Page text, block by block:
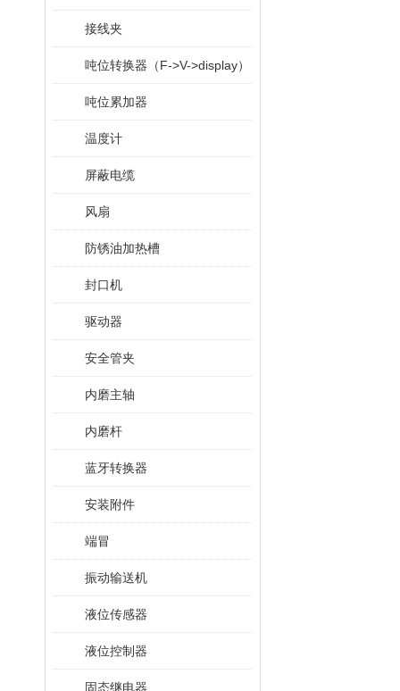
接线夹
吨位转换器（F->V->display）
吨位累加器
温度计
屏蔽电缆
风扇
防锈油加热槽
封口机
驱动器
安全管夹
内磨主轴
内磨杆
蓝牙转换器
安装附件
端冒
振动输送机
液位传感器
液位控制器
固态继电器